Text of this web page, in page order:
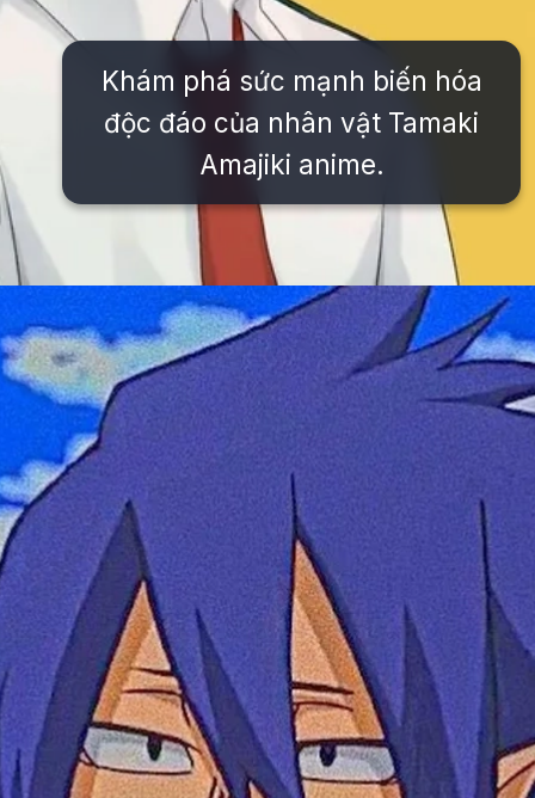
Khám phá sức mạnh biến hóa
độc đáo của nhân vật Tamaki
Amajiki anime.
Đang mở https://issiloo.edu.vn/tamaki-amajiki